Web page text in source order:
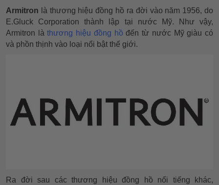
Armitron là thương hiệu đồng hồ ra đời vào năm 1956, do
E.Gluck Corporation thành lập tại nước Mỹ. Như vậy,
Armitron làthương hiệu đồng hồ đến từ nước Mỹ giàu có
và phồn thịnh vào loại nổi bật thế giới.
Ra đời sau các thương hiệu đồng hồ nổi tiếng khác,